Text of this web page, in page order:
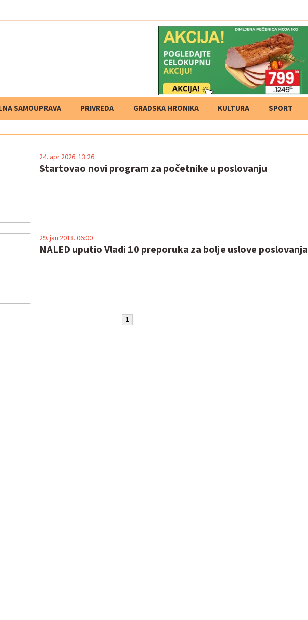
SAMOUPRAVA PRIVREDA GRADSKA HRONIKA KULTURA SPORT
Startovao novi program za početnike u poslovanju
24. apr 2026. 13:26
NALED uputio Vladi 10 preporuka za bolje uslove poslovanja
29. jan 2018. 06:00
1